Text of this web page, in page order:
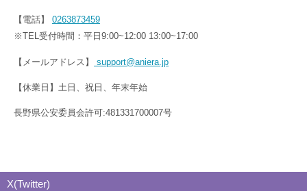
【電話】 0263873459
※TEL受付時間：平日9:00~12:00 13:00~17:00
【メールアドレス】 support@aniera.jp
【休業日】土日、祝日、年末年始
長野県公安委員会許可:481331700007号
X(Twitter)